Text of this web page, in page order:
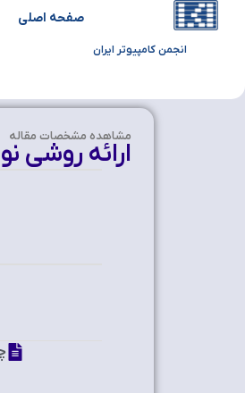
انجمن کامپیوتر ایران
صفحه اصلی
مشاهده‌ مشخصات مقاله
ارائه روشي